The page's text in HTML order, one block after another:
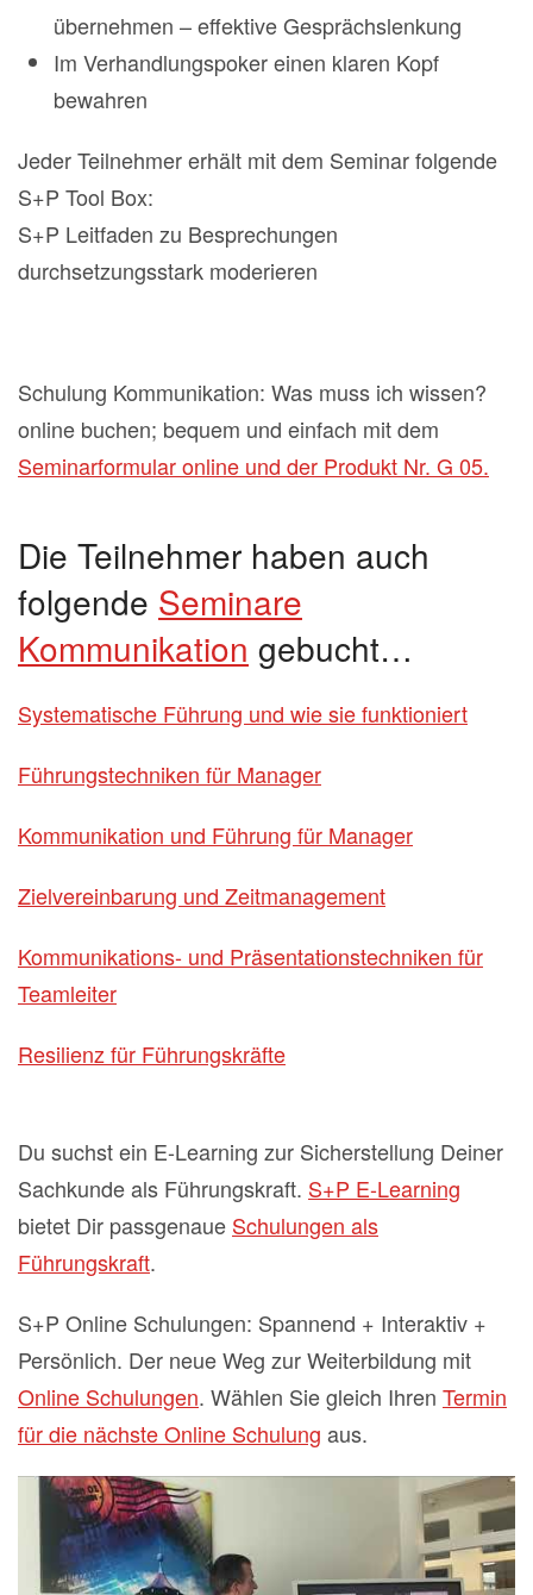
übernehmen – effektive Gesprächslenkung
Im Verhandlungspoker einen klaren Kopf
bewahren
Jeder Teilnehmer erhält mit dem Seminar folgende
S+P Tool Box:
S+P Leitfaden zu Besprechungen
durchsetzungsstark moderieren
Schulung Kommunikation: Was muss ich wissen?
online buchen; bequem und einfach mit dem
Seminarformular online und der Produkt Nr. G 05.
Die Teilnehmer haben auch
folgende Seminare
Kommunikation gebucht…
Systematische Führung und wie sie funktioniert
Führungstechniken für Manager
Kommunikation und Führung für Manager
Zielvereinbarung und Zeitmanagement
Kommunikations- und Präsentationstechniken für
Teamleiter
Resilienz für Führungskräfte
Du suchst ein E-Learning zur Sicherstellung Deiner
Sachkunde als Führungskraft. S+P E-Learning
bietet Dir passgenaue Schulungen als
Führungskraft.
S+P Online Schulungen: Spannend + Interaktiv +
Persönlich. Der neue Weg zur Weiterbildung mit
Online Schulungen. Wählen Sie gleich Ihren Termin
für die nächste Online Schulung aus.